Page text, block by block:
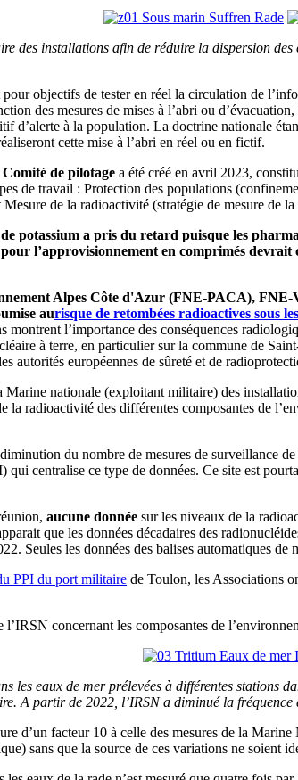
des installations afin de réduire la dispersion
objectifs de tester en réel la circulation de
des mesures de mises à l’abri ou
d’alerte à la population. La doctrine nationale
cette mise à l’abri en réel ou en fictif.
Comité de pilotage a été créé en avril 2023,
de travail : Protection des populations
de la radioactivité (stratégie de mesure de
potassium a pris du retard puisque les
l’approvisionnement en comprimés
Alpes Côte d'Azur (FNE-PACA), FNE-
aurisque de retombées radioactives sous
montrent l’importance des conséquences
à terre, en particulier sur la commune de
autorités européennes de sûreté et de
nationale (exploitant militaire) des
la radioactivité des différentes composantes de
du nombre de mesures de surveillance
qui centralise ce type de données. Ce site est
aucune donnée sur les niveaux de la
que les données décadaires des
Seules les données des balises automatiques
PPI du port militaire de Toulon, les Associations
concernant les composantes de
les eaux de mer prélevées à différentes stations
A partir de 2022, l’IRSN a diminué la
d’un facteur 10 à celle des mesures de la
sans que la source de ces variations ne soient